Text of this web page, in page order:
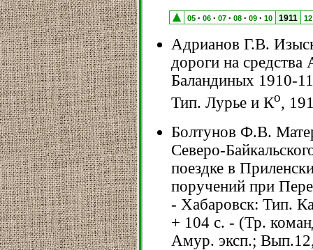
05 • 06 • 07 • 08 • 09 • 10 1911 12
Адрианов Г.В.
дороги на
Баландиных 1910-
Тип. Лурье и Ко,
Болтунов Ф.В.
Северо-
поездке в
поручений при
- Хабаровск: Тип.
+ 104 с. - (Тр.
Амур. эксп.;